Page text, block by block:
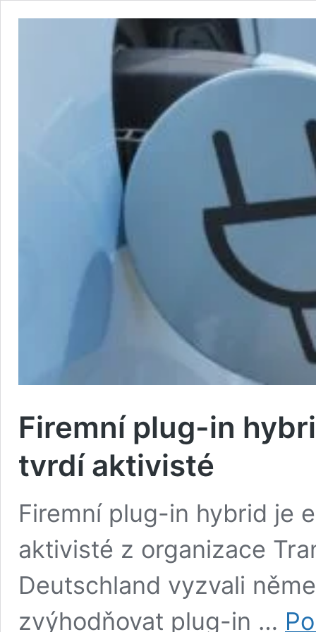
Firemní plug-in
tvrdí aktivisté
Firemní plug-in hybrid je
aktivisté z organizace
Deutschland vyzvali
zvýhodňovat plug-in …